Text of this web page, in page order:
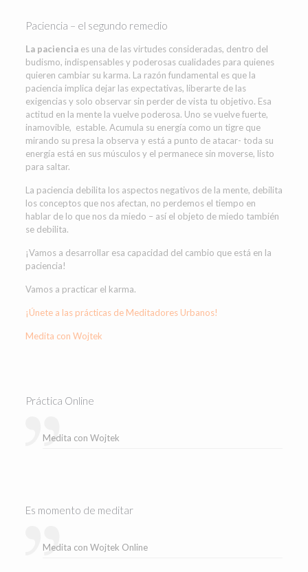
Paciencia – el segundo remedio
La pacienciaes una de las virtudes consideradas, dentro del
budismo, indispensables y poderosas cualidades para quienes
quieren cambiar su karma. La razón fundamental es que la
paciencia implica dejar las expectativas, liberarte de las
exigencias y solo observar sin perder de vista tu objetivo. Esa
actitud en la mente la vuelve poderosa. Uno se vuelve fuerte,
inamovible, estable. Acumula su energía como un tigre que
mirando su presa la observa y está a punto de atacar- toda su
energía está en sus músculos y el permanece sin moverse, listo
para saltar.
La paciencia debilita los aspectos negativos de la mente, debilita
los conceptos que nos afectan, no perdemos el tiempo en
hablar de lo que nos da miedo – así el objeto de miedo también
se debilita.
¡Vamos a desarrollar esa capacidad del cambio que está en la
paciencia!
Vamos a practicar el karma.
¡Únete a las prácticas de Meditadores Urbanos!
Medita con Wojtek
Práctica Online
Medita con Wojtek
Es momento de meditar
Medita con Wojtek Online